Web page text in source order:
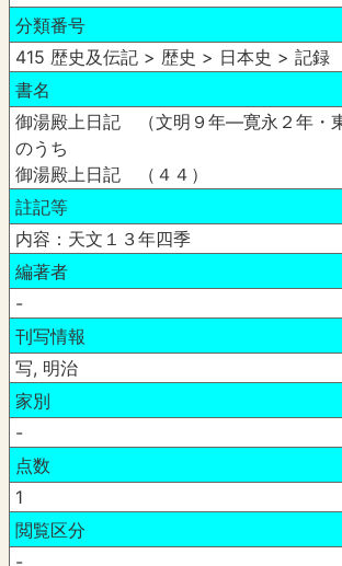
分類番号
415 歴史及伝記 > 歴史 > 日本史 > 記録
書名
御湯殿上日記 （文明９年―寛永２年・東
のうち
御湯殿上日記 （４４）
註記等
内容：天文１３年四季
編著者
-
刊写情報
写, 明治
家別
-
点数
1
閲覧区分